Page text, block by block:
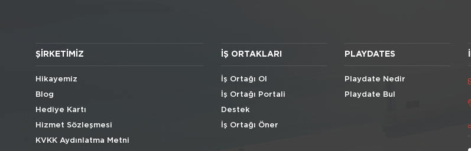
ŞIRKETIMIZ
Hikayemiz
Blog
Hediye Kartı
Hizmet Sözleşmesi
KVKK Aydınlatma Metni
İŞ ORTAKLARI
İş Ortağı Ol
İş Ortağı Portali
Destek
İş Ortağı Öner
PLAYDATES
Playdate Nedir
Playdate Bul